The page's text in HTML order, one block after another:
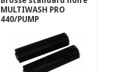
MULTIWASH PRO
440/PUMP